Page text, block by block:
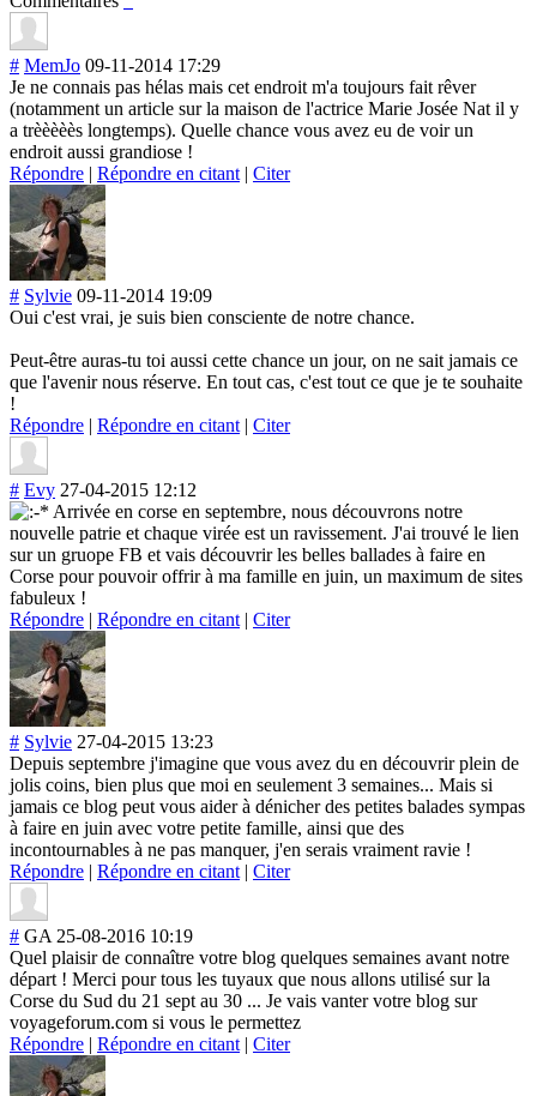
# MemJo 09-11-2014 17:29
Je ne connais pas hélas mais cet endroit m'a toujours fait rêver
(notamment un article sur la maison de l'actrice Marie Josée Nat il y
a trèèèèès longtemps). Quelle chance vous avez eu de voir un
endroit aussi grandiose !
Répondre | Répondre en citant | Citer
# Sylvie 09-11-2014 19:09
Oui c'est vrai, je suis bien consciente de notre chance.
Peut-être auras-tu toi aussi cette chance un jour, on ne sait jamais ce
que l'avenir nous réserve. En tout cas, c'est tout ce que je te souhaite
!
Répondre | Répondre en citant | Citer
# Evy 27-04-2015 12:12
Arrivée en corse en septembre, nous découvrons notre
nouvelle patrie et chaque virée est un ravissement. J'ai trouvé le lien
sur un gruope FB et vais découvrir les belles ballades à faire en
Corse pour pouvoir offrir à ma famille en juin, un maximum de sites
fabuleux !
Répondre | Répondre en citant | Citer
# Sylvie 27-04-2015 13:23
Depuis septembre j'imagine que vous avez du en découvrir plein de
jolis coins, bien plus que moi en seulement 3 semaines... Mais si
jamais ce blog peut vous aider à dénicher des petites balades sympas
à faire en juin avec votre petite famille, ainsi que des
incontournables à ne pas manquer, j'en serais vraiment ravie !
Répondre | Répondre en citant | Citer
# GA 25-08-2016 10:19
Quel plaisir de connaître votre blog quelques semaines avant notre
départ ! Merci pour tous les tuyaux que nous allons utilisé sur la
Corse du Sud du 21 sept au 30 ... Je vais vanter votre blog sur
voyageforum.com si vous le permettez
Répondre | Répondre en citant | Citer